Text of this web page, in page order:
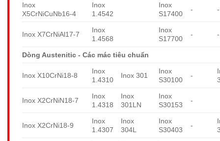
Inox
X5CrNiCuNb16-4
Inox
1.4542
Inox
S17400
- -
Inox X7CrNiAl17-7
Inox
1.4568
Inox
S17700
- -
Dòng Austenitic - Các mác tiêu chuẩn
Inox X10CrNi18-8
Inox
1.4310
Inox 301
Inox
S30100
-
Inox X2CrNiN18-7
Inox
1.4318
Inox
301LN
Inox
S30153
-
Inox X2CrNi18-9
Inox
1.4307
Inox
304L
Inox
S30403
-